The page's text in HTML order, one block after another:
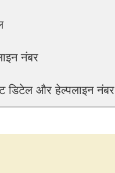
नंबर
और हेल्पलाइन नंबर